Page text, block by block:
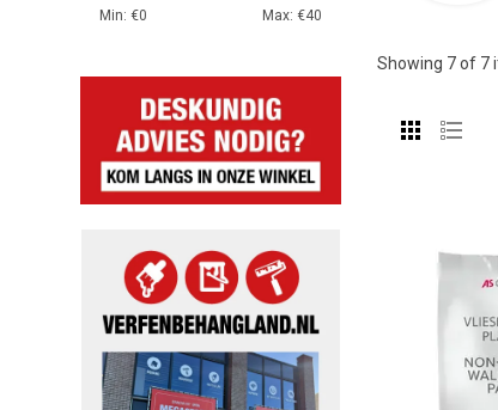
Min: €0 Max: €40
Showing 7of 7